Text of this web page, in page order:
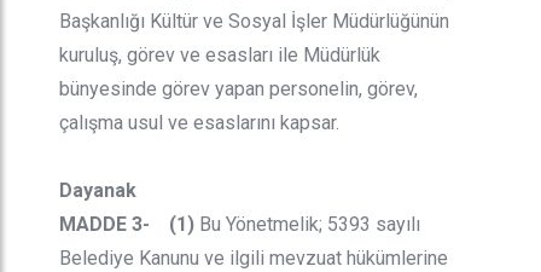
Başkanlığı Kültür ve Sosyal İşler Müdürlüğünün
kuruluş, görev ve esasları ile Müdürlük
bünyesinde görev yapan personelin, görev,
çalışma usul ve esaslarını kapsar.
Dayanak
MADDE 3- (1) Bu Yönetmelik; 5393 sayılı
Belediye Kanunu ve ilgili mevzuat hükümlerine